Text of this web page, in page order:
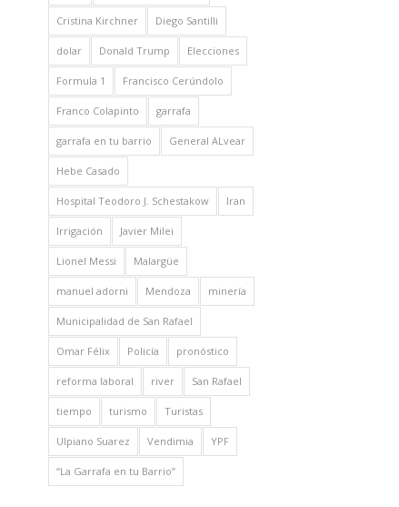
Cristina Kirchner Diego Santilli
dolar Donald Trump Elecciones
Formula 1 Francisco Cerúndolo
Franco Colapinto garrafa
garrafa en tu barrio General ALvear
Hebe Casado
Hospital Teodoro J. Schestakow Iran
Irrigación Javier Milei
Lionel Messi Malargüe
manuel adorni Mendoza minería
Municipalidad de San Rafael
Omar Félix Policía pronóstico
reforma laboral river San Rafael
tiempo turismo Turistas
Ulpiano Suarez Vendimia YPF
“La Garrafa en tu Barrio”